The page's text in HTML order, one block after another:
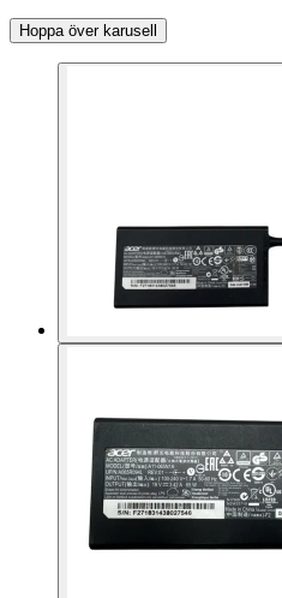
Hoppa över karusell